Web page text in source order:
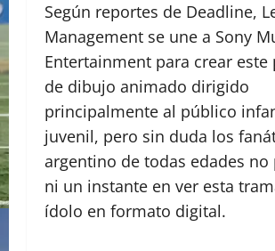
Según reportes de Deadline,
Management se une a Sony
Entertainment para crear este
de dibujo animado dirigido
principalmente al público
juvenil, pero sin duda los
argentino de todas edades no
ni un instante en ver esta
ídolo en formato digital.